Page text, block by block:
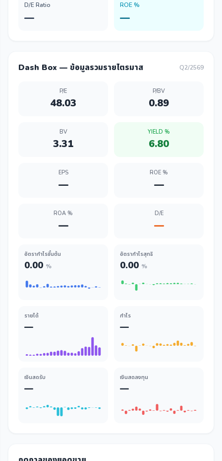
D/E Ratio
—
ROE %
—
Dash Box — ข้อมูลรวมรายไตรมาส Q2/2569
P/E
48.03
P/BV
0.89
BV
3.31
YIELD %
6.80
EPS
—
ROE %
—
ROA %
—
D/E
—
อัตรากำไรขั้นต้น
0.00 %
อัตรากำไรสุทธิ
0.00 %
รายได้
—
กำไร
—
เงินสดรับ
—
เงินสดลงทุน
—